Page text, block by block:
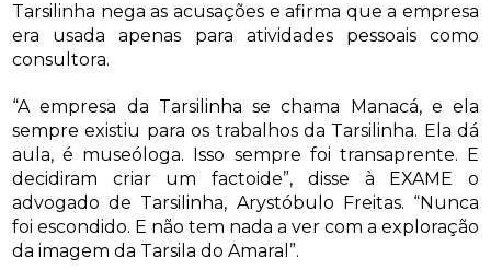
Tarsilinha nega as acusações e afirma que a empresa
era usada apenas para atividades pessoais como
consultora.
“A empresa da Tarsilinha se chama Manacá, e ela
sempre existiu para os trabalhos da Tarsilinha. Ela dá
aula, é museóloga. Isso sempre foi transaprente. E
decidiram criar um factoide”, disse à EXAME o
advogado de Tarsilinha, Arystóbulo Freitas. “Nunca
foi escondido. E não tem nada a ver com a exploração
da imagem da Tarsila do Amaral”.